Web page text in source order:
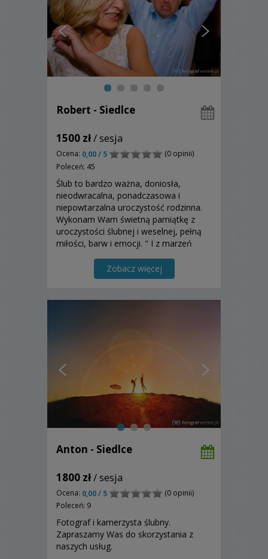
Robert - Siedlce
1500 zł/ sesja
Ocena: 0,00 / 5
(0 opinii)
Poleceń: 45
Ślub to bardzo ważna, doniosła,
nieodwracalna, ponadczasowa i
niepowtarzalna uroczystość rodzinna.
Wykonam Wam świetną pamiątkę z
uroczystości ślubnej i weselnej, pełną
miłości, barw i emocji. " I z marzeń
dodać owoce i cukier" (Stanisław Jerzy
Zobacz więcej
Anton - Siedlce
1800 zł/ sesja
Ocena: 0,00 / 5
(0 opinii)
Poleceń: 9
Fotograf i kamerzysta ślubny.
Zapraszamy Was do skorzystania z
naszych usług.